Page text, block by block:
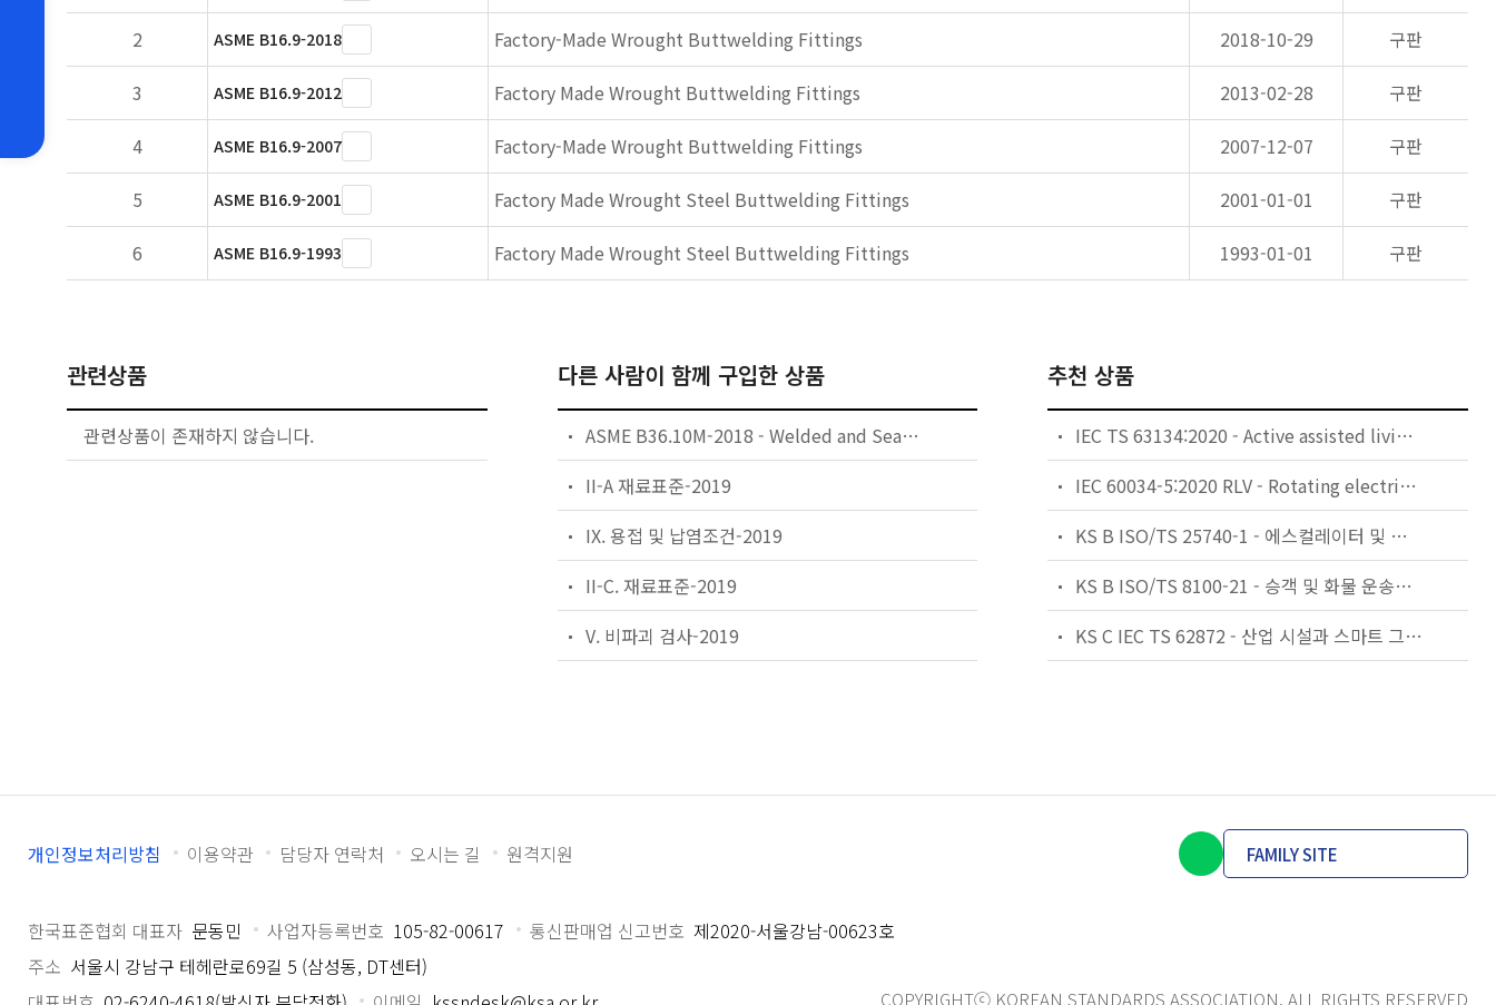
2
ASME B16.9-2018 Factory-Made Wrought Buttwelding Fittings 2018-10-29
구판
3
ASME B16.9-2012 Factory Made Wrought Buttwelding Fittings 2013-02-28
구판
4
ASME B16.9-2007 Factory-Made Wrought Buttwelding Fittings 2007-12-07
구판
5
ASME B16.9-2001 Factory Made Wrought Steel Buttwelding Fittings 2001-01-01
구판
6
ASME B16.9-1993 Factory Made Wrought Steel Buttwelding Fittings 1993-01-01 구판
관련상품
관련상품이 존재하지 않습니다.
다른 사람이 함께 구입한 상품
ASME B36.10M-2018 - Welded and Seamless Wrought Steel Pipe
II-A 재료표준-2019
IX. 용접 및 납염조건-2019
II-C. 재료표준-2019
V. 비파괴 검사-2019
추천 상품
IEC TS 63134:2020 - Active assisted living (AAL) use cases
IEC 60034-5:2020 RLV - Rotating electrical machines - Part 5: Degrees of protection provided by the integral design of rotating electrical machines (IP code) - Classification
KS B ISO/TS 25740-1 - 에스컬레이터 및 무빙워크에 대한 안전요건 — 제1부: 세계공통 필수 안전요건(GESRs)
KS B ISO/TS 8100-21 - 승객 및 화물 운송용 엘리베이터 —제21부: 세계공통 필수안전요건(GESRs)을 충족하는 세계공통 안전 파라미터(GSPs)
KS C IEC TS 62872 - 산업 시설과 스마트 그리드 사이의 산업 공정 측정, 제어 및 자동화 시스템 인터페이스
개인정보처리방침 이용약관 담당자 연락처 오시는 길 원격지원 FAMILY SITE
한국표준협회 대표자 문동민 사업자등록번호 105-82-00617 통신판매업 신고번호 제2020-서울강남-00623호
주소 서울시 강남구 테헤란로69길 5 (삼성동, DT센터)
COPYRIGHTⓒ KOREAN STANDARDS ASSOCIATION. ALL RIGHTS RESERVED